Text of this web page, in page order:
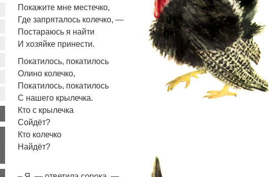
Покажите мне местечко,
Где запряталось колечко, —
Постараюсь я найти
И хозяйке принести.
Покатилось, покатилось
Олино колечко,
Покатилось, покатилось
С нашего крылечка.
Кто с крылечка
Сойдёт?
Кто колечко
Найдёт?